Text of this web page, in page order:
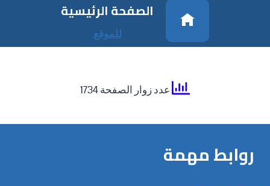
الصفحة الرئيسية
للموقع
عدد زوار الصفحة 1734
روابط مهمة